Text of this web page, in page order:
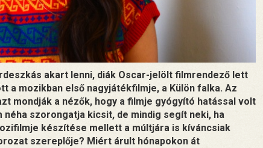
akart lenni, diák Oscar-jelölt filmrendező lett
a mozikban első nagyjátékfilmje, a Külön falka. Az
mondják a nézők, hogy a filmje gyógyító hatással volt
szorongatja kicsit, de mindig segít neki, ha
készítése mellett a múltjára is kíváncsiak
szereplője? Miért árult hónapokon át